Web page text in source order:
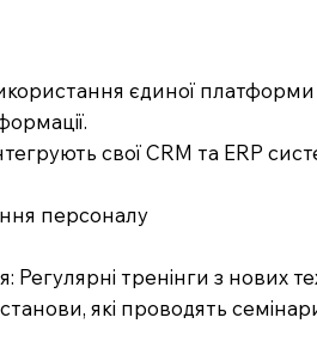
єдиної платформи
свої CRM та ERP
персоналу
Регулярні тренінги з нових
які проводять